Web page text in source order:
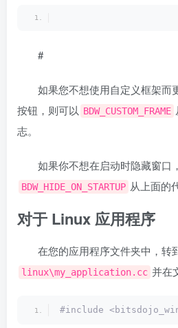
#
如果您不想使用自定义框架而
按钮，则可以 BDW_CUSTOM_FRAME
志。
如果你不想在启动时隐藏窗口
BDW_HIDE_ON_STARTUP 从上面的
对于 Linux 应用程序
在您的应用程序文件夹中，转
linux\my_application.cc 并在
#include